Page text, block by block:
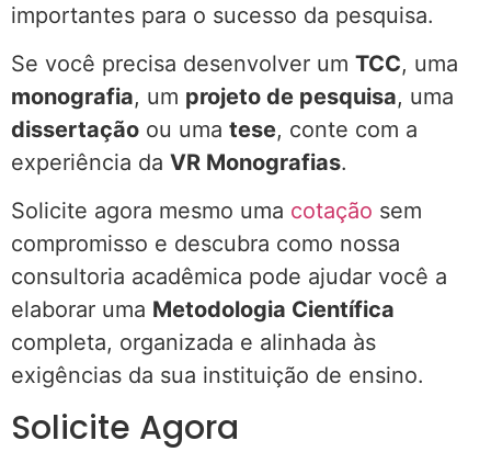
importantes para o sucesso da pesquisa.
Se você precisa desenvolver um TCC, uma
monografia, um projeto de pesquisa, uma
dissertação ou uma tese, conte com a
experiência da VR Monografias.
Solicite agora mesmo uma cotação sem
compromisso e descubra como nossa
consultoria acadêmica pode ajudar você a
elaborar uma Metodologia Científica
completa, organizada e alinhada às
exigências da sua instituição de ensino.
Solicite Agora